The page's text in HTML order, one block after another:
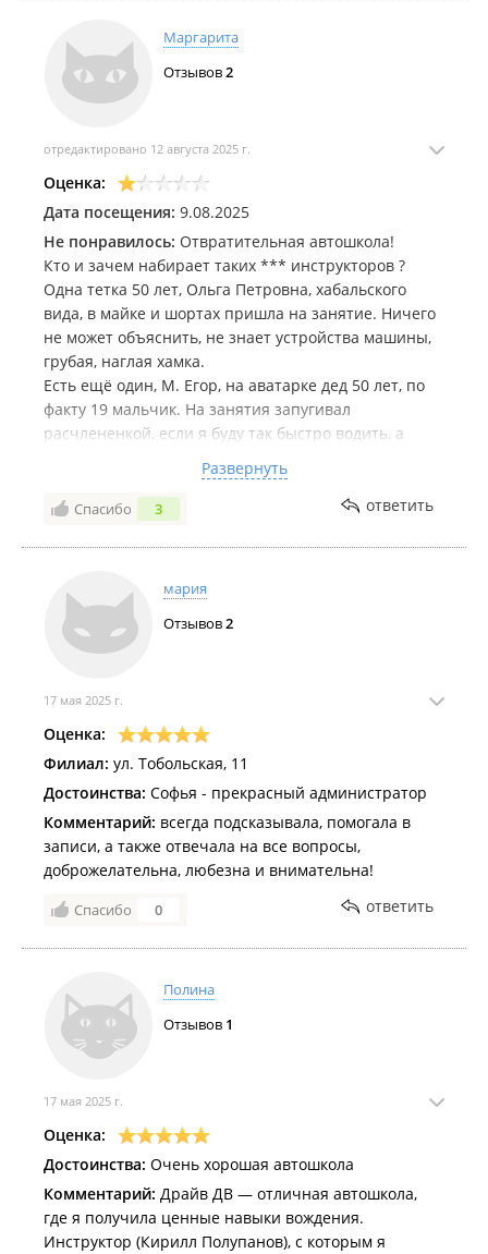
Маргарита
Отзывов2
отредактировано 12 августа 2025 г.
Оценка:
Дата посещения: 9.08.2025
Не понравилось: Отвратительная автошкола!
Кто и зачем набирает таких *** инструкторов ?
Одна тетка 50 лет, Ольга Петровна, хабальского
вида, в майке и шортах пришла на занятие. Ничего
не может объяснить, не знает устройства машины,
грубая, наглая хамка.
Есть ещё один, М. Егор, на аватарке дед 50 лет, по
факту 19 мальчик. На занятия запугивал
расчлененкой, если я буду так быстро водить, а
У сотрудников нет обеда???
И других нет! Всего 2 инструктора
Ужасный сайт, личный кабинет
ещё живем
Спасибо хоть за теорию адекватную
Развернуть
Спасибо 3 ответить
мария
Отзывов2
17 мая 2025 г.
Оценка:
Филиал: ул. Тобольская, 11
Достоинства: Софья - прекрасный администратор
Комментарий: всегда подсказывала, помогала в
записи, а также отвечала на все вопросы,
доброжелательна, любезна и внимательна!
Спасибо 0 ответить
Полина
Отзывов 1
17 мая 2025 г.
Оценка:
Достоинства: Очень хорошая автошкола
Комментарий: Драйв ДВ — отличная автошкола,
где я получила ценные навыки вождения.
Инструктор (Кирилл Полупанов), с которым я